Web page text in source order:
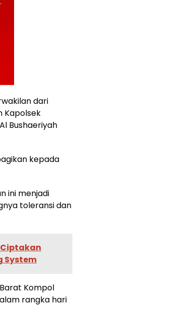
dari
Kapolsek
Bushaeriyah
kepada
ini menjadi
toleransi dan
System
Kompol
rangka hari